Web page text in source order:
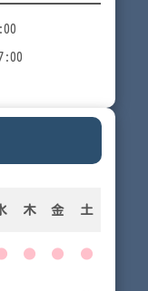
木 金 土
● ● ●